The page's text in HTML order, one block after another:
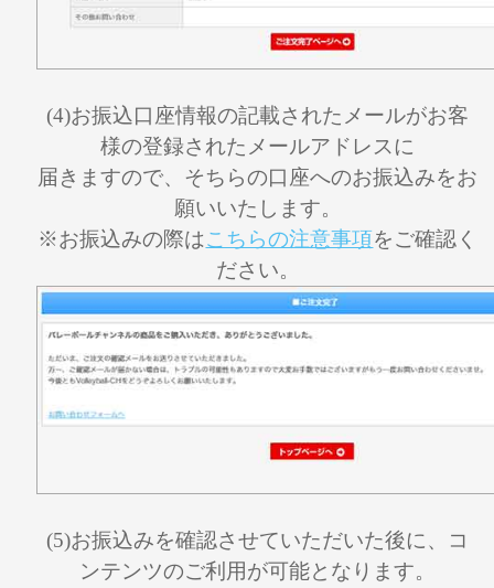
(4)お振込口座情報の記載されたメールがお客
様の登録されたメールアドレスに
届きますので、そちらの口座へのお振込みをお
願いいたします。
※お振込みの際はこちらの注意事項をご確認く
ださい。
(5)お振込みを確認させていただいた後に、コ
ンテンツのご利用が可能となります。